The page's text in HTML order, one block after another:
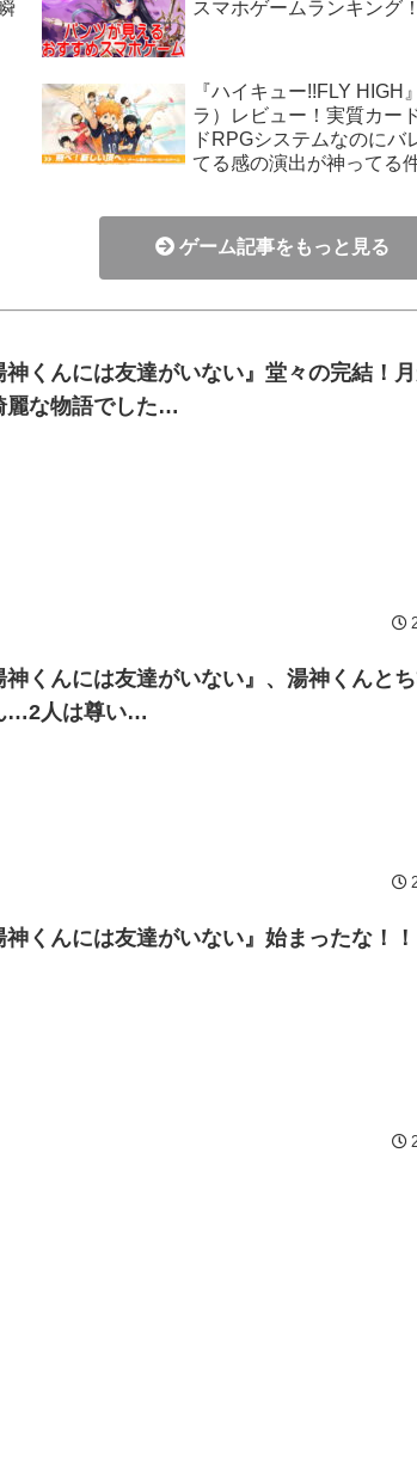
スマホゲームランキング！
『ハイキュー!!FLY HIGH
ラ）レビュー！実質カー
ドRPGシステムなのにバ
てる感の演出が神ってる
ゲーム記事をもっと見る
神くんには友達がいない』堂々の完結！
麗な物語でした…
神くんには友達がいない』、湯神くんと
…2人は尊い…
神くんには友達がいない』始まったな！！